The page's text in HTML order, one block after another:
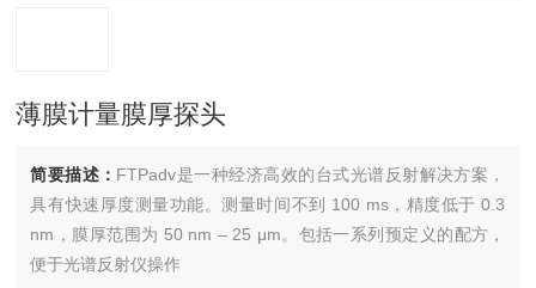
薄膜计量膜厚探头
简要描述： FTPadv是一种经济高效的台式光谱反射解决方案，
具有快速厚度测量功能。测量时间不到 100 ms，精度低于 0.3
nm，膜厚范围为 50 nm – 25 μm。包括一系列预定义的配方，
便于光谱反射仪操作